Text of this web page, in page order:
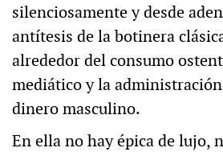
silenciosamente y desde
antítesis de la botinera
alrededor del consumo
mediático y la
dinero masculino.
En ella no hay épica de lujo,